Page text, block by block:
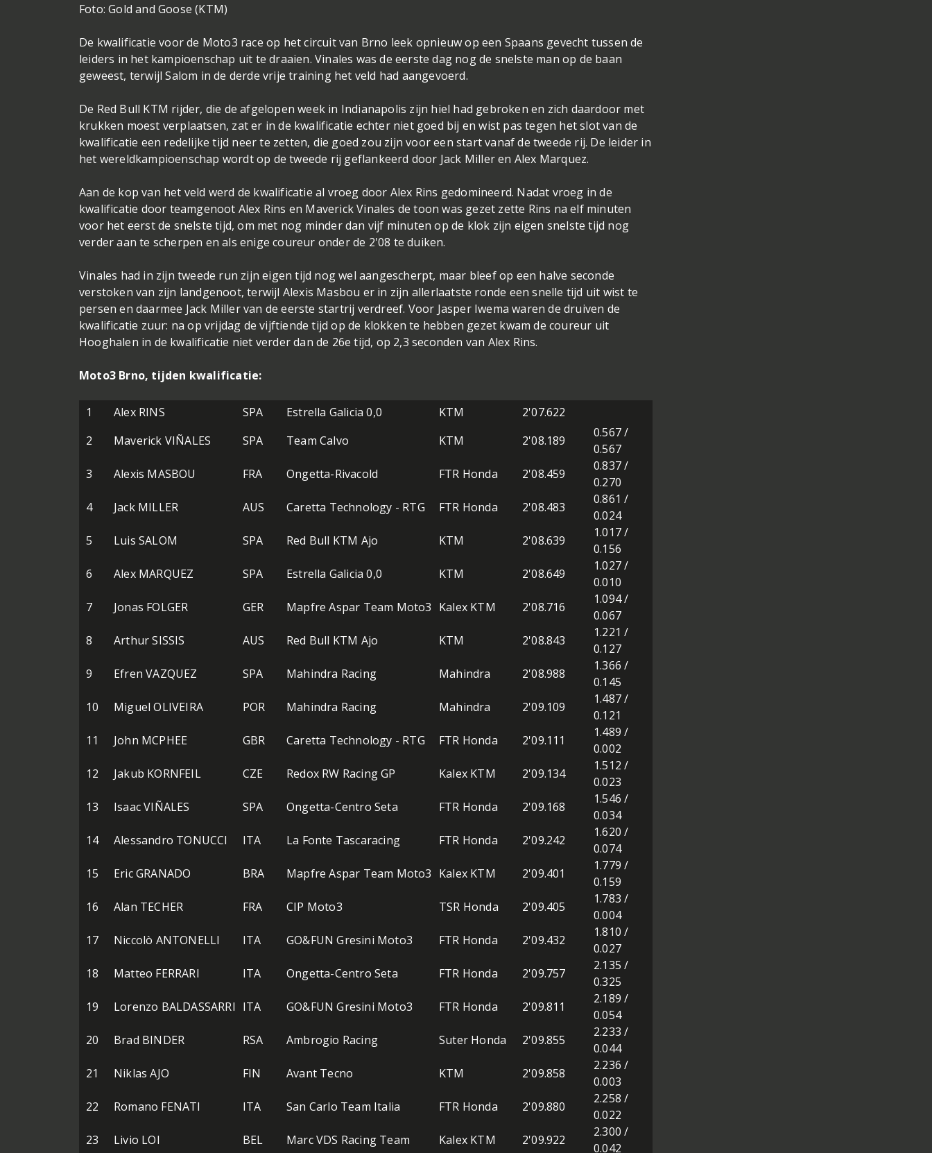
Foto: Gold and Goose (KTM)
De kwalificatie voor de Moto3 race op het circuit van Brno leek opnieuw op een Spaans gevecht tussen de
leiders in het kampioenschap uit te draaien. Vinales was de eerste dag nog de snelste man op de baan
geweest, terwijl Salom in de derde vrije training het veld had aangevoerd.
De Red Bull KTM rijder, die de afgelopen week in Indianapolis zijn hiel had gebroken en zich daardoor met
krukken moest verplaatsen, zat er in de kwalificatie echter niet goed bij en wist pas tegen het slot van de
kwalificatie een redelijke tijd neer te zetten, die goed zou zijn voor een start vanaf de tweede rij. De leider in
het wereldkampioenschap wordt op de tweede rij geflankeerd door Jack Miller en Alex Marquez.
Aan de kop van het veld werd de kwalificatie al vroeg door Alex Rins gedomineerd. Nadat vroeg in de
kwalificatie door teamgenoot Alex Rins en Maverick Vinales de toon was gezet zette Rins na elf minuten
voor het eerst de snelste tijd, om met nog minder dan vijf minuten op de klok zijn eigen snelste tijd nog
verder aan te scherpen en als enige coureur onder de 2'08 te duiken.
Vinales had in zijn tweede run zijn eigen tijd nog wel aangescherpt, maar bleef op een halve seconde
verstoken van zijn landgenoot, terwijl Alexis Masbou er in zijn allerlaatste ronde een snelle tijd uit wist te
persen en daarmee Jack Miller van de eerste startrij verdreef. Voor Jasper Iwema waren de druiven de
kwalificatie zuur: na op vrijdag de vijftiende tijd op de klokken te hebben gezet kwam de coureur uit
Hooghalen in de kwalificatie niet verder dan de 26e tijd, op 2,3 seconden van Alex Rins.
Moto3 Brno, tijden kwalificatie:
1 Alex RINS SPA Estrella Galicia 0,0 KTM
2'07.622
2
Maverick VIÑALES SPA Team Calvo KTM 2'08.189
0.567 /
0.567
3
Alexis MASBOU FRA Ongetta-Rivacold FTR Honda 2'08.459
0.837 /
0.270
4
Jack MILLER AUS Caretta Technology - RTG FTR Honda 2'08.483
0.861 /
0.024
5
Luis SALOM SPA Red Bull KTM Ajo KTM 2'08.639
1.017 /
0.156
6
Alex MARQUEZ SPA Estrella Galicia 0,0 KTM 2'08.649
1.027 /
0.010
7
Jonas FOLGER GER Mapfre Aspar Team Moto3 Kalex KTM 2'08.716
1.094 /
0.067
8
Arthur SISSIS AUS Red Bull KTM Ajo KTM 2'08.843
1.221 /
0.127
9
Efren VAZQUEZ SPA Mahindra Racing Mahindra 2'08.988
1.366 /
0.145
10
Miguel OLIVEIRA POR Mahindra Racing Mahindra 2'09.109
1.487 /
0.121
11
John MCPHEE GBR Caretta Technology - RTG FTR Honda 2'09.111
1.489 /
0.002
12
Jakub KORNFEIL CZE Redox RW Racing GP Kalex KTM 2'09.134
1.512 /
0.023
13
Isaac VIÑALES SPA Ongetta-Centro Seta FTR Honda 2'09.168
1.546 /
0.034
14
Alessandro TONUCCI ITA La Fonte Tascaracing FTR Honda 2'09.242
1.620 /
0.074
15
Eric GRANADO BRA Mapfre Aspar Team Moto3 Kalex KTM 2'09.401
1.779 /
0.159
16
Alan TECHER FRA CIP Moto3 TSR Honda 2'09.405
1.783 /
0.004
17
Niccolò ANTONELLI ITA GO&FUN Gresini Moto3 FTR Honda 2'09.432
1.810 /
0.027
18
Matteo FERRARI ITA Ongetta-Centro Seta FTR Honda 2'09.757
2.135 /
0.325
19
Lorenzo BALDASSARRI ITA GO&FUN Gresini Moto3 FTR Honda 2'09.811
2.189 /
0.054
20
Brad BINDER RSA Ambrogio Racing Suter Honda 2'09.855
2.233 /
0.044
21
Niklas AJO FIN Avant Tecno KTM 2'09.858
2.236 /
0.003
22
Romano FENATI ITA San Carlo Team Italia FTR Honda 2'09.880
2.258 /
0.022
23
Livio LOI BEL Marc VDS Racing Team Kalex KTM 2'09.922
2.300 /
0.042